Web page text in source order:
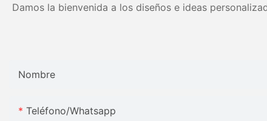
Damos la bienvenida a los diseños e ideas
Nombre
Teléfono/whatsapp